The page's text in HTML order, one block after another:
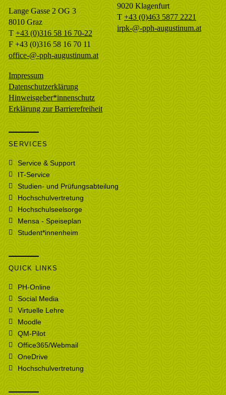
Lange Gasse 2 OG 3
8010 Graz
T +43 (0)316 58 16 70-22
F +43 (0)316 58 16 70 11
office-@-pph-augustinum.at
Impressum
Datenschutzerklärung
Hinweisgeber*innenschutz
Erklärung zur Barrierefreiheit
9020 Klagenfurt
T +43 (0)463 5877 2221
irpk-@-pph-augustinum.at
SERVICES
Service & Support
IT-Service
Studien- und Prüfungsabteilung
Hochschulvertretung
Hochschulseelsorge
Mensa - Speiseplan
Student*innenheim
QUICK LINKS
PH-Online
Social Media
Virtuelle Lehre
Moodle
QM-Pilot
Office365/Webmail
OneDrive
Hochschulvertretung